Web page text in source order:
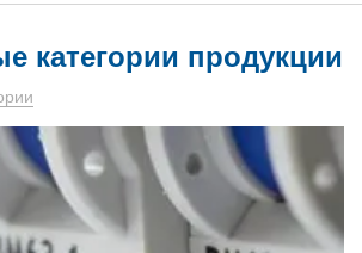
категории продукции